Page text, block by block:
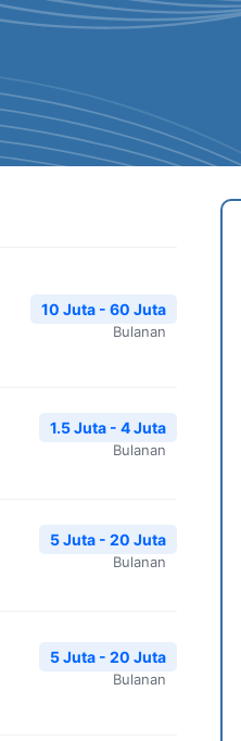
10 Juta - 60 Juta
Bulanan
1.5 Juta - 4 Juta
Bulanan
5 Juta - 20 Juta
Bulanan
5 Juta - 20 Juta
Bulanan